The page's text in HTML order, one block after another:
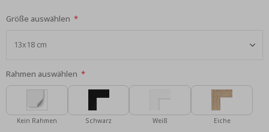
Größe auswählen
Rahmen auswählen
Kein Rahmen Schwarz Weiß Eiche